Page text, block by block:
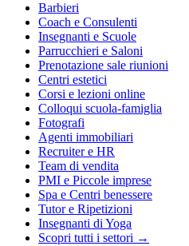
Barbieri
Coach e Consulenti
Insegnanti e Scuole
Parrucchieri e Saloni
Prenotazione sale riunioni
Centri estetici
Corsi e lezioni online
Colloqui scuola-famiglia
Fotografi
Agenti immobiliari
Recruiter e HR
Team di vendita
PMI e Piccole imprese
Spa e Centri benessere
Tutor e Ripetizioni
Insegnanti di Yoga
Scopri tutti i settori →